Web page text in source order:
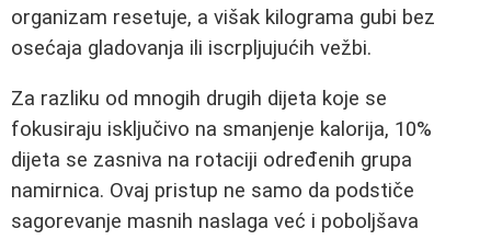
organizam resetuje, a višak kilograma gubi bez
osećaja gladovanja ili iscrpljujućih vežbi.
Za razliku od mnogih drugih dijeta koje se
fokusiraju isključivo na smanjenje kalorija, 10%
dijeta se zasniva na rotaciji određenih grupa
namirnica. Ovaj pristup ne samo da podstiče
sagorevanje masnih naslaga već i poboljšava